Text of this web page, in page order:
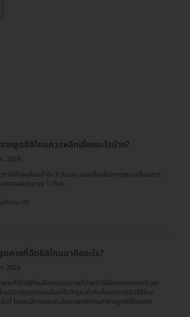
ากขูดซิลิโคนควรหลีกเลี่ยงอะไรบ้าง?
. 2024
การให้แผลโดนน้ำใน 3 วันแรก และหลีกเลี่ยงการสูบบุหรี่และการ
กอฮอล์ประมาณ 1 เดือน
ทีมงาน HD
ดคางที่ฉีดซิลิโคนมาคืออะไร?
. 2024
คางที่ฉีดซิลิโคนคือกระบวนการที่ช่วยนำซิลิโคนออกจากบริเวณ
อปรับปรุงรูปทรงหรือแก้ไขปัญหาที่เกิดขึ้นจากการฉีดซิลิโคน
านี้ โดยจะมีการประเมินโดยแพทย์ก่อนทำการขูดซิลิโคนจริง